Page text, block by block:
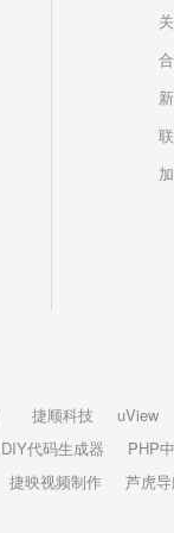
捷顺科技 uView
DIY代码生成器 PHP
捷映视频制作 芦虎